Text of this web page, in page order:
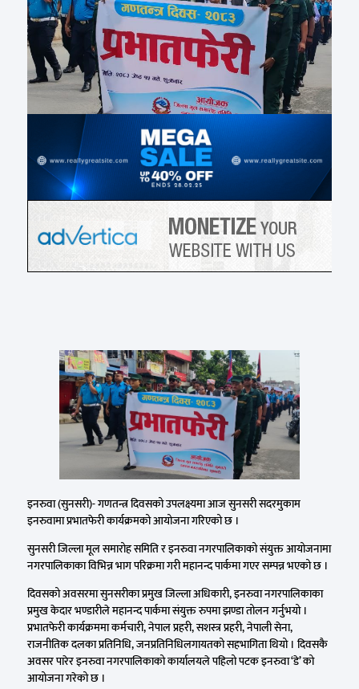
इनरुवा (सुनसरी)- गणतन्त्र दिवसको उपलक्ष्यमा आज सुनसरी सदरमुकाम
इनरुवामा प्रभातफेरी कार्यक्रमको आयोजना गरिएको छ ।
सुनसरी जिल्ला मूल समारोह समिति र इनरुवा नगरपालिकाको संयुक्त आयोजनामा
नगरपालिकाका विभिन्न भाग परिक्रमा गरी महानन्द पार्कमा गएर सम्पन्न भएको छ ।
दिवसको अवसरमा सुनसरीका प्रमुख जिल्ला अधिकारी, इनरुवा नगरपालिकाका
प्रमुख केदार भण्डारीले महानन्द पार्कमा संयुक्त रुपमा झण्डा तोलन गर्नुभयो ।
प्रभातफेरी कार्यक्रममा कर्मचारी, नेपाल प्रहरी, सशस्त्र प्रहरी, नेपाली सेना,
राजनीतिक दलका प्रतिनिधि, जनप्रतिनिधिलगायतको सहभागिता थियो । दिवसकै
अवसर पारेर इनरुवा नगरपालिकाको कार्यालयले पहिलो पटक इनरुवा ‘डे’ को
आयोजना गरेको छ ।